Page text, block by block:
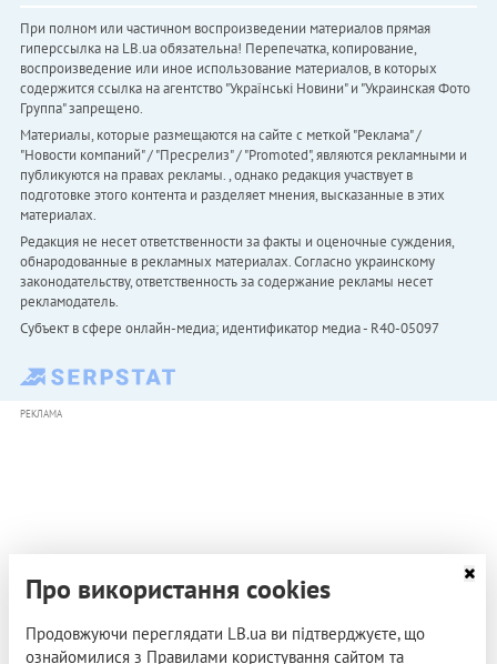
При полном или частичном воспроизведении материалов прямая
гиперссылка на LB.ua обязательна! Перепечатка, копирование,
воспроизведение или иное использование материалов, в которых
содержится ссылка на агентство "Українськi Новини" и "Украинская Фото
Группа" запрещено.
Материалы, которые размещаются на сайте с меткой "Реклама" /
"Новости компаний" / "Пресрелиз" / "Promoted", являются рекламными и
публикуются на правах рекламы. , однако редакция участвует в
подготовке этого контента и разделяет мнения, высказанные в этих
материалах.
Редакция не несет ответственности за факты и оценочные суждения,
обнародованные в рекламных материалах. Согласно украинскому
законодательству, ответственность за содержание рекламы несет
рекламодатель.
Субъект в сфере онлайн-медиа; идентификатор медиа - R40-05097
РЕКЛАМА
Про використання cookies
Продовжуючи переглядати LB.ua ви підтверджуєте, що
ознайомилися з Правилами користування сайтом та